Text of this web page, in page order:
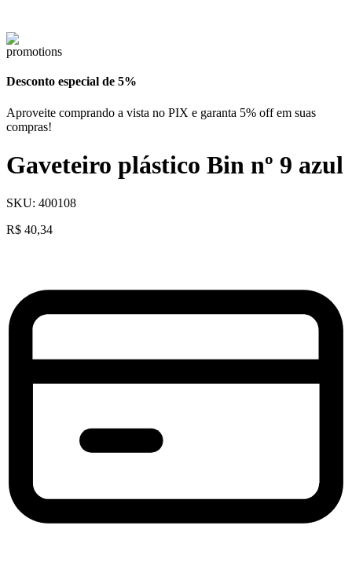
Desconto especial de 5%
Aproveite comprando a vista no PIX e garanta 5% off em suas
compras!
Gaveteiro plástico Bin nº 9 azul
SKU: 400108
R$ 40,34